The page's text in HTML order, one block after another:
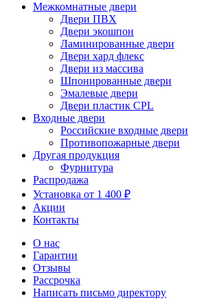
Межкомнатные двери
Двери ПВХ
Двери экошпон
Ламинированные двери
Двери хард флекс
Двери из массива
Шпонированные двери
Эмалевые двери
Двери пластик CPL
Входные двери
Российские входные двери
Противопожарные двери
Другая продукция
Фурнитура
Распродажа
Установка от 1 400 ₽
Акции
Контакты
О нас
Гарантии
Отзывы
Рассрочка
Написать письмо директору